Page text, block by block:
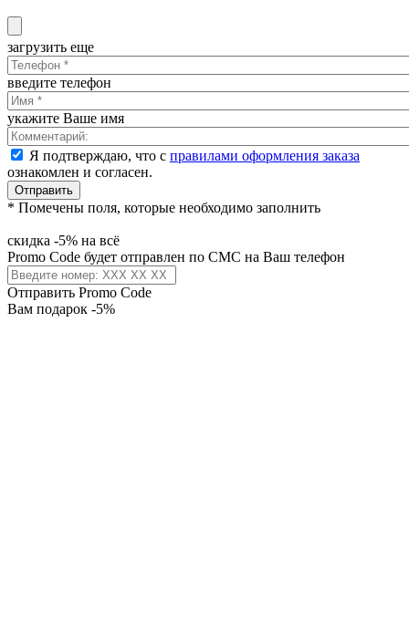
загрузить еще
введите телефон
укажите Ваше имя
Я подтверждаю, что с правилами оформления заказа
ознакомлен и согласен.
Отправить
* Помечены поля, которые необходимо заполнить
скидка -5% на всё
Promo Code будет отправлен по СМС на Ваш телефон
Отправить Promo Code
Вам подарок -5%